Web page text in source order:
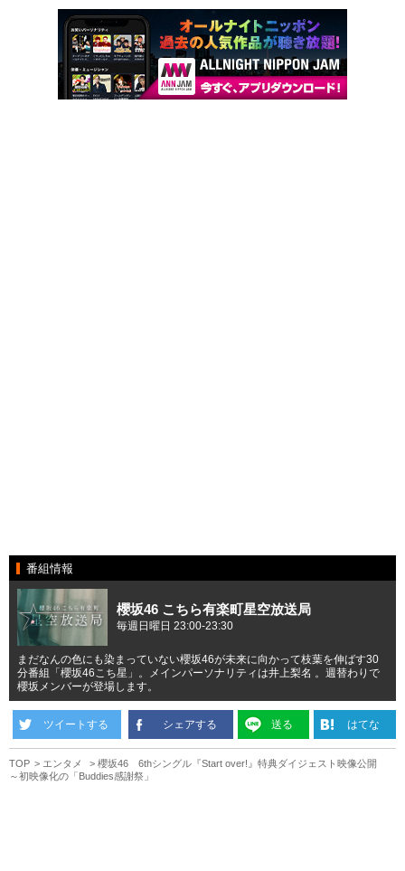
番組情報
櫻坂46 こちら有楽町星空放送局
毎週日曜日 23:00-23:30
まだなんの色にも染まっていない櫻坂46が未来に向かって枝葉を伸ばす30
分番組「櫻坂46こち星」。メインパーソナリティは井上梨名 。週替わりで
櫻坂メンバーが登場します。
ツイートする シェアする 送る はてな
TOP エンタメ
櫻坂46 6thシングル『Start over!』特典ダイジェスト映像公開
～初映像化の「Buddies感謝祭」